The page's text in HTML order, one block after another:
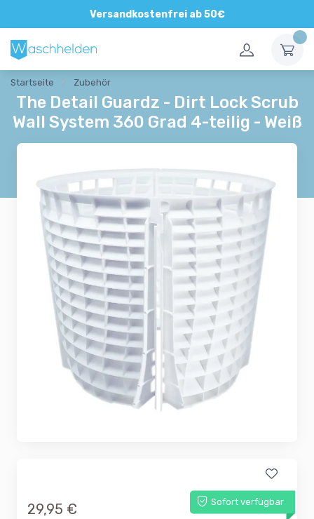
Versandkostenfrei ab 50€
Direkte und persönliche Beratung
Startseite Zubehör
The Detail Guardz - Dirt Lock Scrub
Wall System 360 Grad 4-teilig - Weiß
Sofort verfügbar
29,95 €